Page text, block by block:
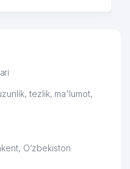
tezlik, ma'lumot,
O‘zbekiston